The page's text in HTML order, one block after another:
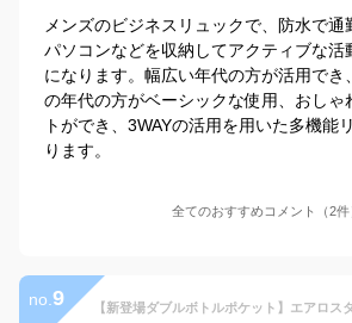
メンズのビジネスリュックで、防水で通
パソコンなどを収納してアクティブな活
になります。幅広い年代の方が活用でき
の年代の方がベーシックな使用、おしゃ
トができ、3WAYの活用を用いた多機能
ります。
全てのおすすめコメント（2件
no. 9